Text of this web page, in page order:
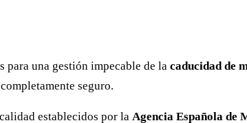
para una gestión impecable de la caducidad de
seguro.
establecidos por la Agencia Española de